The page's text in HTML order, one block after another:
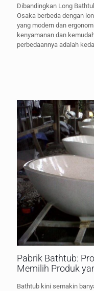
Dibandingkan Long
Osaka berbeda dengan
yang modern dan
kenyamanan dan
perbedaannya adalah
Pabrik Bathtub:
Memilih Produk
Bathtub kini semakin